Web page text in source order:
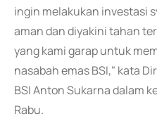
ingin melakukan investasi
aman dan diyakini tahan
yang kami garap untuk
nasabah emas BSI," kata
BSI Anton Sukarna dalam
Rabu.